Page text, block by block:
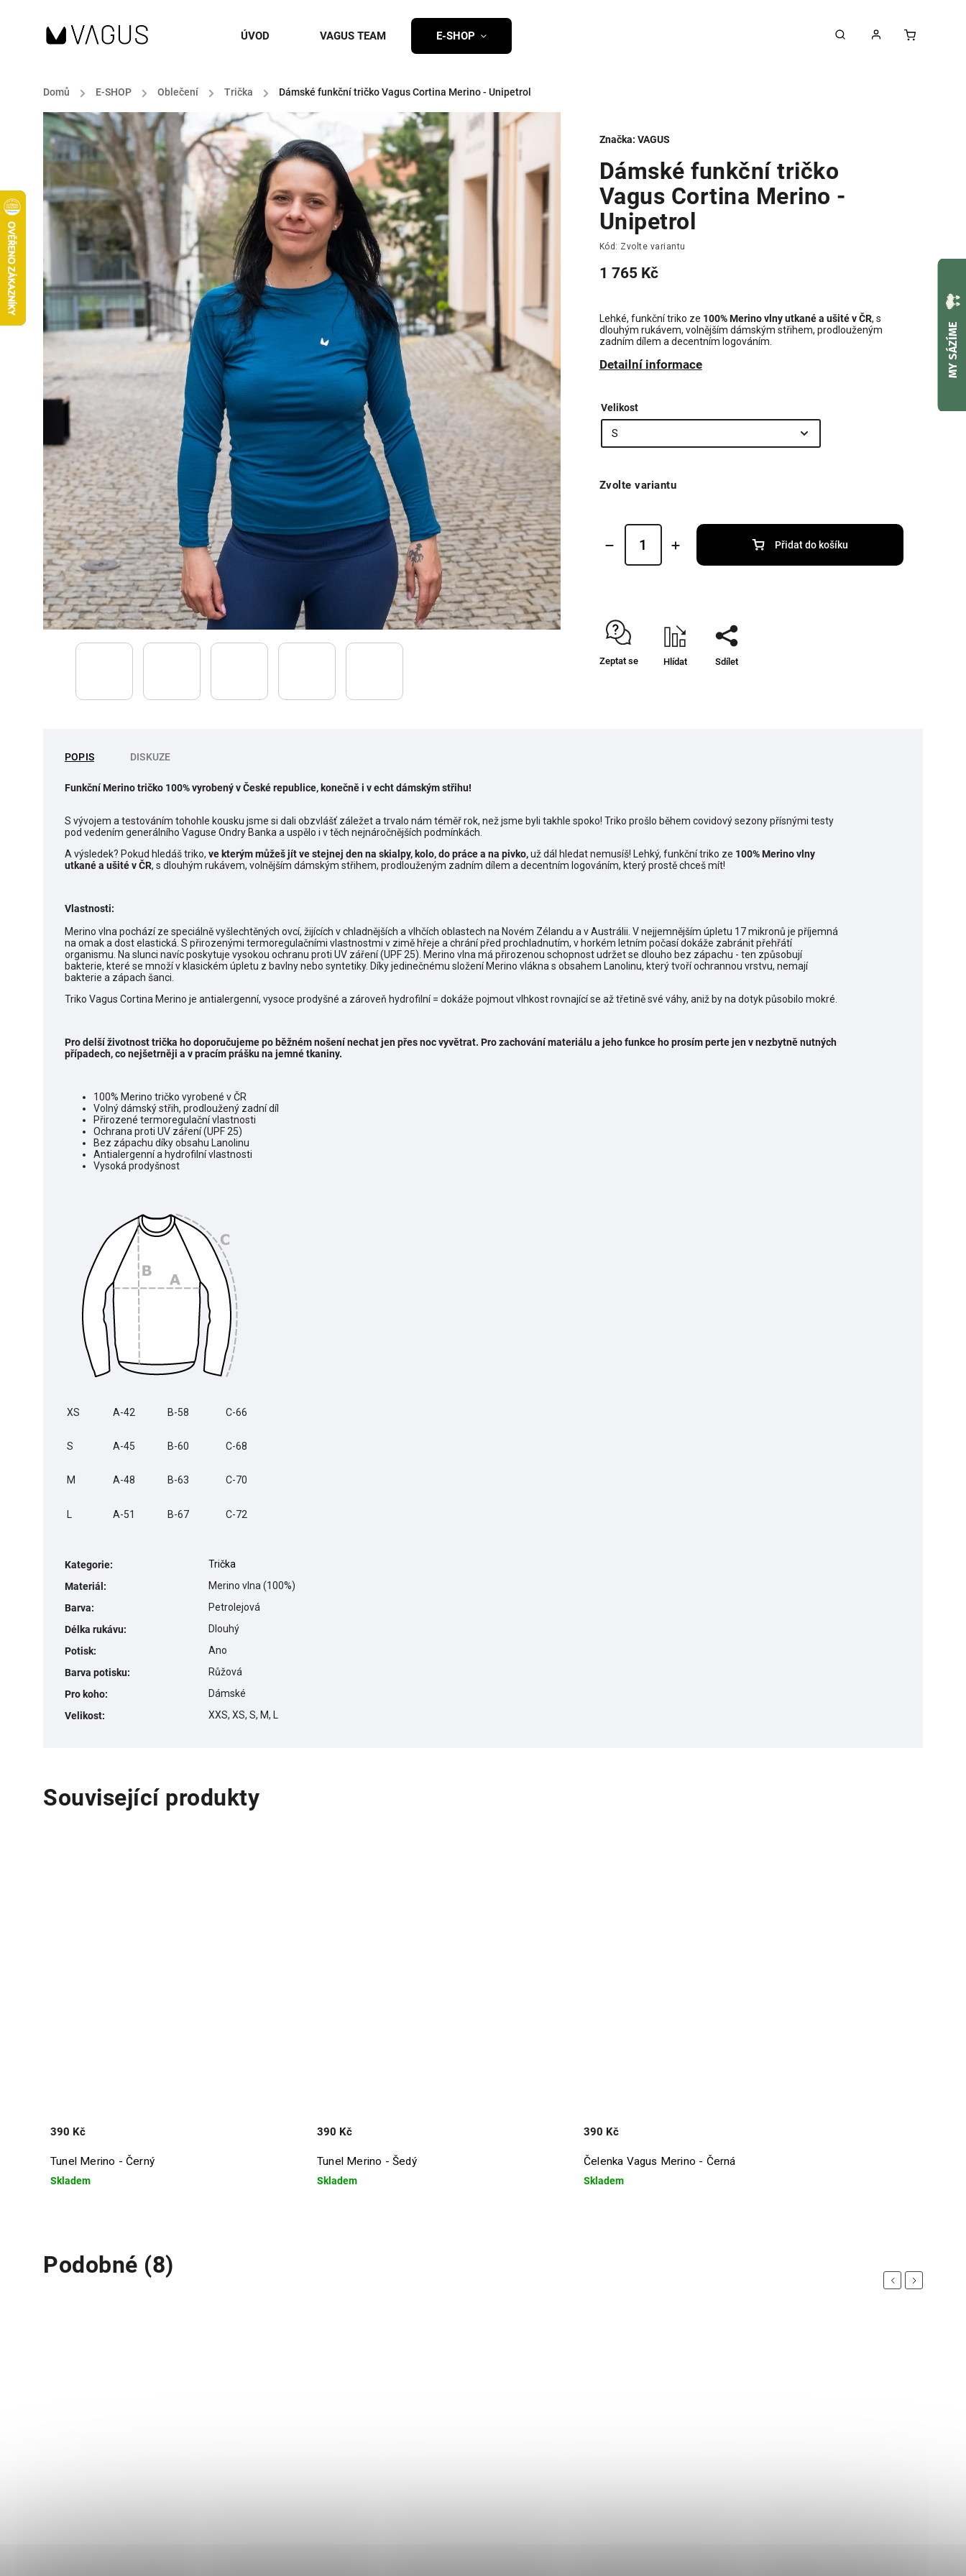
ÚVOD VAGUS TEAM E-SHOP
Domů / E-SHOP / Oblečení / Trička / Dámské funkční tričko Vagus Cortina Merino - Unipetrol
Dámské funkční tričko
Vagus Cortina Merino -
Unipetrol
Kód: Zvolte variantu
1 765 Kč
Lehké, funkční triko ze 100% Merino vlny utkané a ušité v ČR, s
dlouhým rukávem, volnějším dámským střihem, prodlouženým
zadním dílem a decentním logováním.
Detailní informace
Značka: VAGUS
Velikost
Zvolte variantu
Přidat do košíku
Zeptat se Hlídat Sdílet
POPIS DISKUZE
Funkční Merino tričko 100% vyrobený v České republice, konečně i v echt dámským střihu!
S vývojem a testováním tohohle kousku jsme si dali obzvlášť záležet a trvalo nám téměř rok, než jsme byli takhle spoko! Triko prošlo během covidový sezony přísnými testy
pod vedením generálního Vaguse Ondry Banka a uspělo i v těch nejnáročnějších podmínkách.
A výsledek? Pokud hledáš triko, ve kterým můžeš jít ve stejnej den na skialpy, kolo, do práce a na pivko,už dál hledat nemusíš! Lehký, funkční triko ze 100% Merino vlny
utkané a ušité v ČR, s dlouhým rukávem, volnějším dámským střihem, prodlouženým zadním dílem a decentním logováním, který prostě chceš mít!
Vlastnosti:
Merino vlna pochází ze speciálně vyšlechtěných ovcí, žijících v chladnějších a vlhčích oblastech na Novém Zélandu a v Austrálii. V nejjemnějším úpletu 17 mikronů je příjemná
na omak a dost elastická. S přirozenými termoregulačními vlastnostmi v zimě hřeje a chrání před prochladnutím, v horkém letním počasí dokáže zabránit přehřátí
organismu. Na slunci navíc poskytuje vysokou ochranu proti UV záření (UPF 25). Merino vlna má přirozenou schopnost udržet se dlouho bez zápachu - ten způsobují
bakterie, které se množí v klasickém úpletu z bavlny nebo syntetiky. Díky jedinečnému složení Merino vlákna s obsahem Lanolinu, který tvoří ochrannou vrstvu, nemají
bakterie a zápach šanci.
Triko Vagus Cortina Merino je antialergenní, vysoce prodyšné a zároveň hydrofilní = dokáže pojmout vlhkost rovnající se až třetině své váhy, aniž by na dotyk působilo mokré.
Pro delší životnost trička ho doporučujeme po běžném nošení nechat jen přes noc vyvětrat. Pro zachování materiálu a jeho funkce ho prosím perte jen v nezbytně nutných
případech, co nejšetrněji a v pracím prášku na jemné tkaniny.
100% Merino tričko vyrobené v ČR
Volný dámský střih, prodloužený zadní díl
Přirozené termoregulační vlastnosti
Ochrana proti UV záření (UPF 25)
Bez zápachu díky obsahu Lanolinu
Antialergenní a hydrofilní vlastnosti
Vysoká prodyšnost
XS A-42 B-58 C-66
S A-45 B-60 C-68
M A-48 B-63 C-70
L A-51 B-67 C-72
Kategorie:
Trička
Materiál :
Merino vlna (100%)
Barva:
Petrolejová
Délka rukávu:
Dlouhý
Potisk:
Ano
Barva potisku:
Růžová
Pro koho:
Dámské
Velikost: XXS, XS, S, M, L
Související produkty
Tunel Merino - Černý
Skladem
390 Kč
Tunel Merino - Šedý
Skladem
390 Kč
Čelenka Vagus Merino - Černá
Skladem
390 Kč
Podobné (8)
PreviousNext
MY SÁZÍME